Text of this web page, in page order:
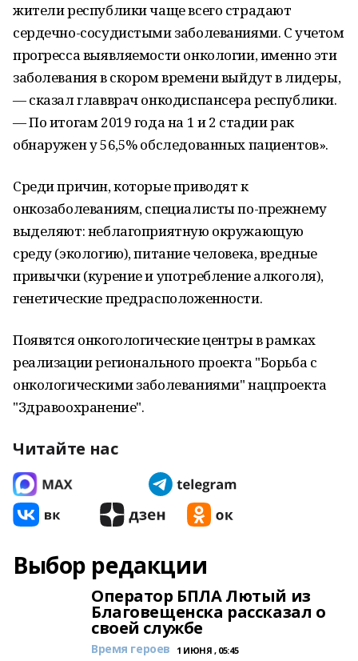
жители республики чаще всего страдают
сердечно-сосудистыми заболеваниями. С учетом
прогресса выявляемости онкологии, именно эти
заболевания в скором времени выйдут в лидеры,
— сказал главврач онкодиспансера республики.
— По итогам 2019 года на 1 и 2 стадии рак
обнаружен у 56,5% обследованных пациентов».
Среди причин, которые приводят к
онкозаболеваниям, специалисты по-прежнему
выделяют: неблагоприятную окружающую
среду (экологию), питание человека, вредные
привычки (курение и употребление алкоголя),
генетические предрасположенности.
Появятся онкогологические центры в рамках
реализации регионального проекта "Борьба с
онкологическими заболеваниями" нацпроекта
"Здравоохранение".
Читайте нас
Выбор редакции
Оператор БПЛА Лютый из
Благовещенска рассказал о
своей службе
Время героев 1 ИЮНЯ , 05:45